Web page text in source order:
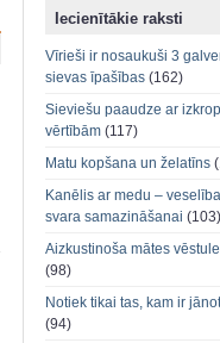
Iecienītākie raksti
Vīrieši ir nosaukuši 3
sievas īpašības (162)
Sieviešu paaudze ar
vērtībām (117)
Matu kopšana un želatīns
Kanēlis ar medu –
svara samazināšanai (103)
Aizkustinoša mātes
(98)
Notiek tikai tas, kam ir
(94)